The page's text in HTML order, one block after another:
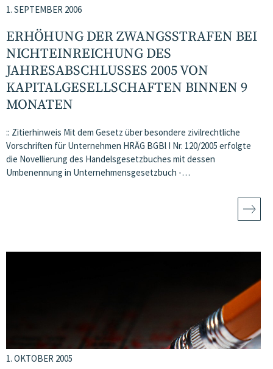
1. SEPTEMBER 2006
ERHÖHUNG DER ZWANGSSTRAFEN BEI
NICHTEINREICHUNG DES
JAHRESABSCHLUSSES 2005 VON
KAPITALGESELLSCHAFTEN BINNEN 9
MONATEN
:: Zitierhinweis Mit dem Gesetz über besondere zivilrechtliche
Vorschriften für Unternehmen HRÄG BGBl I Nr. 120/2005 erfolgte
die Novellierung des Handelsgesetzbuches mit dessen
Umbenennung in Unternehmensgesetzbuch -…
1. OKTOBER 2005